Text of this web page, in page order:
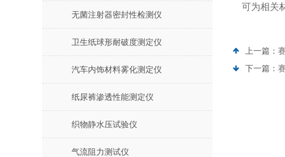
无菌注射器密封性检测仪
卫生纸球形耐破度测定仪
汽车内饰材料雾化测定仪
纸尿裤渗透性能测定仪
织物静水压试验仪
气流阻力测试仪
可为相关
上一篇：
下一篇：